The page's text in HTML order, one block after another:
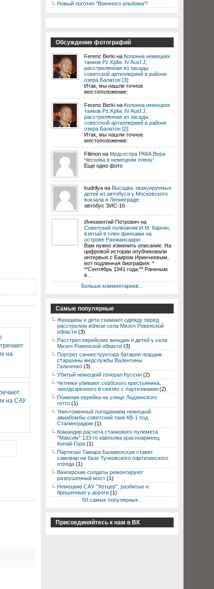
на
на САУ
Новый логотип "Военного альбома"!
Обсуждение фотографий
Ferenc Berki на Колонна немецких
танков Pz.Kpfw. IV Ausf.J,
расстрелянная из засады
советской артиллерией в районе
озера Балатон [3]:
Итак, мы нашли точное
местоположение:
Ferenc Berki на Колонна немецких
танков Pz.Kpfw. IV Ausf.J,
расстрелянная из засады
советской артиллерией в районе
озера Балатон [2]:
Итак, мы нашли точное
местоположение:
Filimon на Медсестра РККА Вера
Чеснова в немецком плену:
Еще одно фото
kudrilya на Высадка эвакуируемых
детей из автобуса у Московского
вокзала в Ленинграде:
автобус ЗИС-16
Иннокентий Петрович на
Советский полковник И.М. Каргин,
взятый в плен финнами на
острове Рахмансаари:
Вам нужно изменить описание. На
цифровой истории опубликовали
интервью с Баиром Иринчеевым,
вот подлинная биография: *
**Сентябрь 1941 года:** Раненым
в...
Больше комментариев...
Самые популярные
Женщины и дети снимают одежду перед
расстрелом вблизи села Мизоч Ровенской
области (3)
Расстрел еврейских женщин и детей у села
Мизоч Ровенской области (3)
Портрет санинструктора батареи гвардии
старшины медслужбы Валентины
Гальченко (3)
Убитый немецкий генерал Куссин (2)
Четники убивают сербского крестьянина,
заподозренного в связях с партизанами (2)
Пожилая еврейка на улице Лодзинского
гетто (1)
Уничтоженный попаданием немецкой
авиабомбы советский танк КВ-1 под
Сталинградом (1)
Командир расчета станкового пулемета
"Максим" 133-го кавполка красноармеец
Копай-Гора (1)
Партизан Тамара Балавенская ставит
самовар на базе Тучковского партизанского
отряда (1)
Венгерские солдаты ремонтируют
разрушенный мост (1)
Немецкие САУ "Хетцер", разбитые и
брошенные у дороги (1)
50 самых популярных...
Присоединяйтесь к нам в ВК